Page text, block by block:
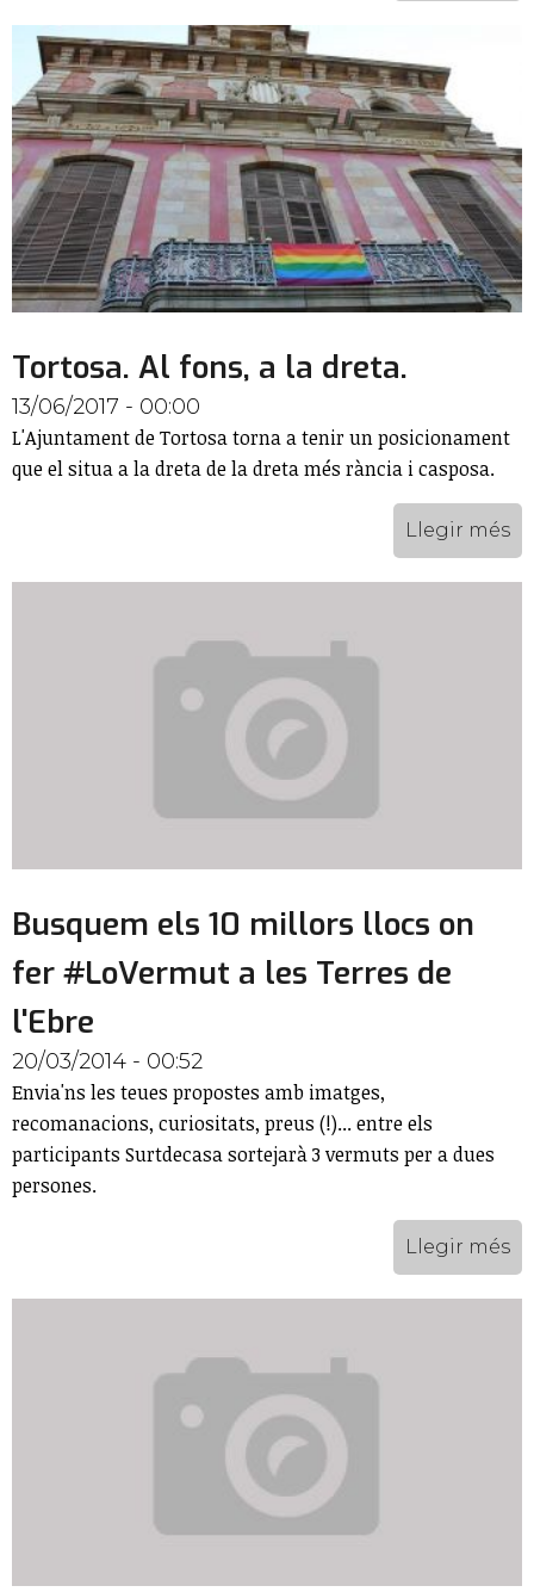
Tortosa. Al fons, a la dreta.
13/06/2017 - 00:00
L'Ajuntament de Tortosa torna a tenir un posicionament
que el situa a la dreta de la dreta més rància i casposa.
Llegir més
Busquem els 10 millors llocs on
fer #LoVermut a les Terres de
l'Ebre
20/03/2014 - 00:52
Envia'ns les teues propostes amb imatges,
recomanacions, curiositats, preus (!)... entre els
participants Surtdecasa sortejarà 3 vermuts per a dues
persones.
Llegir més